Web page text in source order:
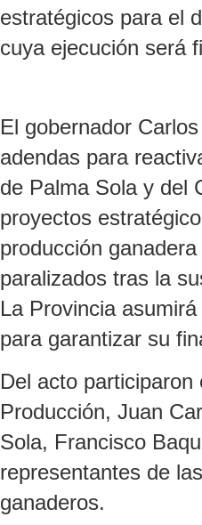
estratégicos para el
cuya ejecución será
El gobernador
adendas para
de Palma Sola y del
proyectos
producción
paralizados tras la
La Provincia
para garantizar su
Del acto
Producción, Juan
Sola, Francisco
representantes de
ganaderos.